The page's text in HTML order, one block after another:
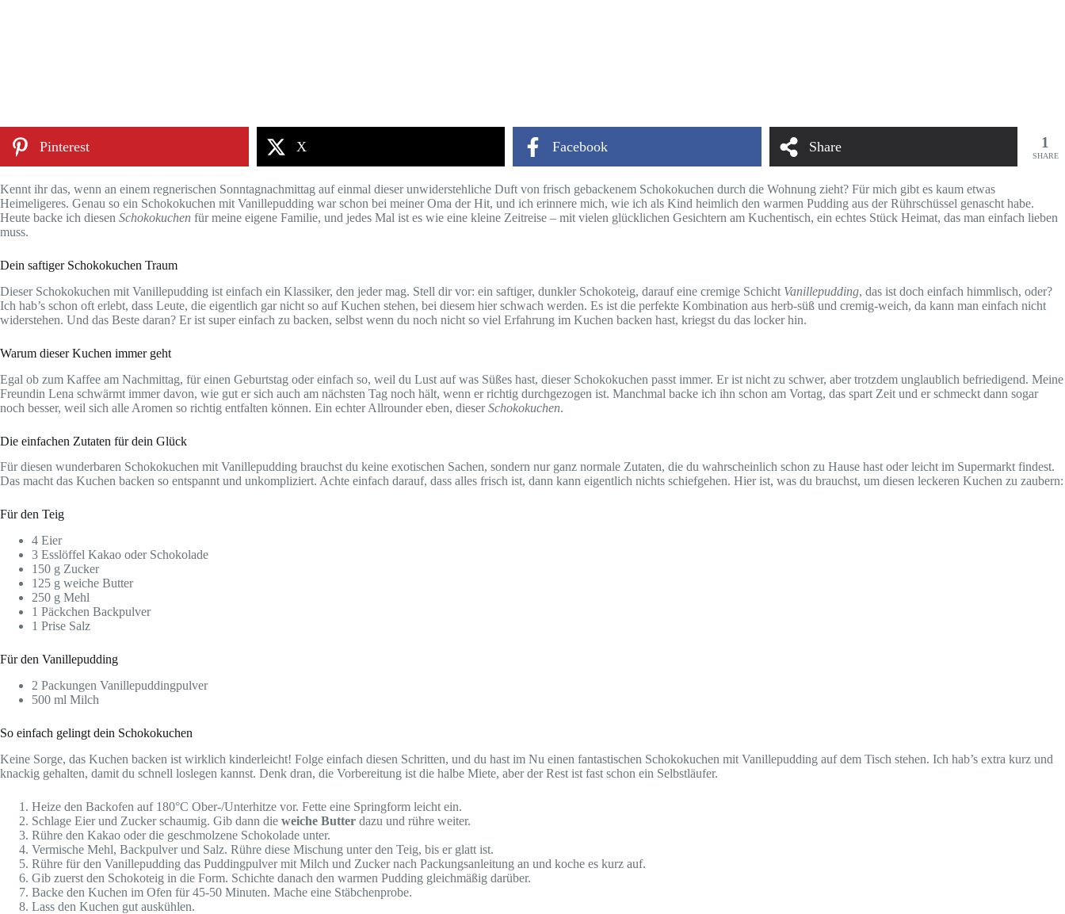
Pinterest X Facebook Share 1
SHARE
Kennt ihr das, wenn an einem regnerischen Sonntagnachmittag auf einmal dieser unwiderstehliche Duft von frisch gebackenem Schokokuchen durch die Wohnung zieht? Für mich gibt es kaum etwas
Heimeligeres. Genau so ein Schokokuchen mit Vanillepudding war schon bei meiner Oma der Hit, und ich erinnere mich, wie ich als Kind heimlich den warmen Pudding aus der Rührschüssel genascht habe.
Heute backe ich diesen Schokokuchen für meine eigene Familie, und jedes Mal ist es wie eine kleine Zeitreise – mit vielen glücklichen Gesichtern am Kuchentisch, ein echtes Stück Heimat, das man einfach lieben
muss.
Dein saftiger Schokokuchen Traum
Dieser Schokokuchen mit Vanillepudding ist einfach ein Klassiker, den jeder mag. Stell dir vor: ein saftiger, dunkler Schokoteig, darauf eine cremige Schicht Vanillepudding, das ist doch einfach himmlisch, oder?
Ich hab’s schon oft erlebt, dass Leute, die eigentlich gar nicht so auf Kuchen stehen, bei diesem hier schwach werden. Es ist die perfekte Kombination aus herb-süß und cremig-weich, da kann man einfach nicht
widerstehen. Und das Beste daran? Er ist super einfach zu backen, selbst wenn du noch nicht so viel Erfahrung im Kuchen backen hast, kriegst du das locker hin.
Warum dieser Kuchen immer geht
Egal ob zum Kaffee am Nachmittag, für einen Geburtstag oder einfach so, weil du Lust auf was Süßes hast, dieser Schokokuchen passt immer. Er ist nicht zu schwer, aber trotzdem unglaublich befriedigend. Meine
Freundin Lena schwärmt immer davon, wie gut er sich auch am nächsten Tag noch hält, wenn er richtig durchgezogen ist. Manchmal backe ich ihn schon am Vortag, das spart Zeit und er schmeckt dann sogar
noch besser, weil sich alle Aromen so richtig entfalten können. Ein echter Allrounder eben, dieserSchokokuchen.
Die einfachen Zutaten für dein Glück
Für diesen wunderbaren Schokokuchen mit Vanillepudding brauchst du keine exotischen Sachen, sondern nur ganz normale Zutaten, die du wahrscheinlich schon zu Hause hast oder leicht im Supermarkt findest.
Das macht das Kuchen backen so entspannt und unkompliziert. Achte einfach darauf, dass alles frisch ist, dann kann eigentlich nichts schiefgehen. Hier ist, was du brauchst, um diesen leckeren Kuchen zu zaubern:
Für den Teig
4 Eier
3 Esslöffel Kakao oder Schokolade
150 g Zucker
125 g weiche Butter
250 g Mehl
1 Päckchen Backpulver
1 Prise Salz
Für den Vanillepudding
2 Packungen Vanillepuddingpulver
500 ml Milch
So einfach gelingt dein Schokokuchen
Keine Sorge, das Kuchen backen ist wirklich kinderleicht! Folge einfach diesen Schritten, und du hast im Nu einen fantastischen Schokokuchen mit Vanillepudding auf dem Tisch stehen. Ich hab’s extra kurz und
knackig gehalten, damit du schnell loslegen kannst. Denk dran, die Vorbereitung ist die halbe Miete, aber der Rest ist fast schon ein Selbstläufer.
Heize den Backofen auf 180°C Ober-/Unterhitze vor. Fette eine Springform leicht ein.
Schlage Eier und Zucker schaumig. Gib dann die weiche Butter dazu und rühre weiter.
Rühre den Kakao oder die geschmolzene Schokolade unter.
Vermische Mehl, Backpulver und Salz. Rühre diese Mischung unter den Teig, bis er glatt ist.
Rühre für den Vanillepudding das Puddingpulver mit Milch und Zucker nach Packungsanleitung an und koche es kurz auf.
Gib zuerst den Schokoteig in die Form. Schichte danach den warmen Pudding gleichmäßig darüber.
Backe den Kuchen im Ofen für 45-50 Minuten. Mache eine Stäbchenprobe.
Lass den Kuchen gut auskühlen.